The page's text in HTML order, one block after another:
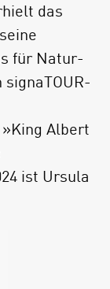
das
für Natur-
Albert
ist Ursula